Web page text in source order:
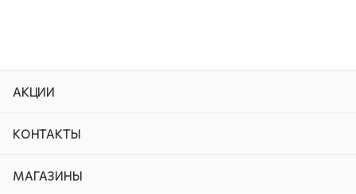
АКЦИИ
КОНТАКТЫ
МАГАЗИНЫ